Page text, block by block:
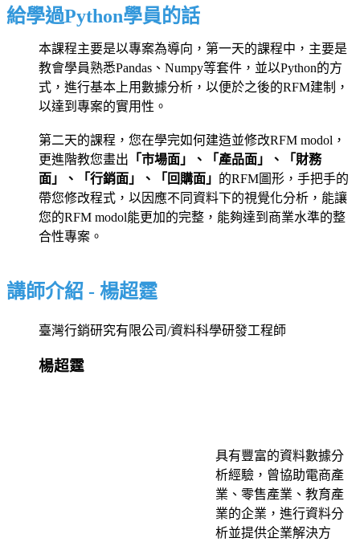
給學過Python學員的話
本課程主要是以專案為導向，第一天的課程中，主要是
教會學員熟悉Pandas、Numpy等套件 ，並以Python的方
式，進行基本上用數據分析，以便於之後的RFM建制，
以達到專案的實用性 。
第二天的課程，您在學完如何建造並修改RFM modol，
更進階教您畫出 「市場面」、「產品面」、「財務
面」、「行銷面」、「回購面」 的RFM圖形，手把手的
帶您修改程式，以因應不同資料下的視覺化分析，能讓
您的RFM modol能更加的完整，能夠達到商業水準的整
合性專案。
講師介紹 - 楊超霆
臺灣行銷研究有限公司/資料科學研發工程師
楊超霆
具有豐富的資料數據分
析經驗，曾協助電商產
業、零售產業、教育產
業的企業，進行資料分
析並提供企業解決方